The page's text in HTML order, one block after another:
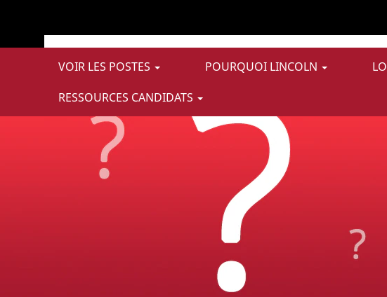
VOIR LES POSTES POURQUOI LINCOLN
RESSOURCES CANDIDATS